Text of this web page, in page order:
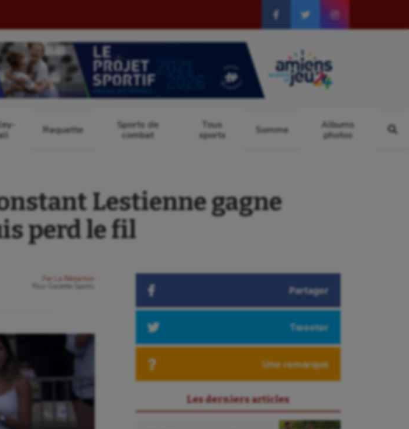
Raquette
Sports de
combat
Tous
sports
Somme
Albums
photos
Lestienne gagne
perd le fil
Par
La Rédaction
Gazette Sports Partager
Tweeter
Une remarque
Les derniers articles